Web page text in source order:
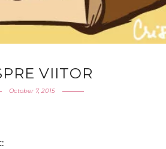
VIITOR
October 7, 2015